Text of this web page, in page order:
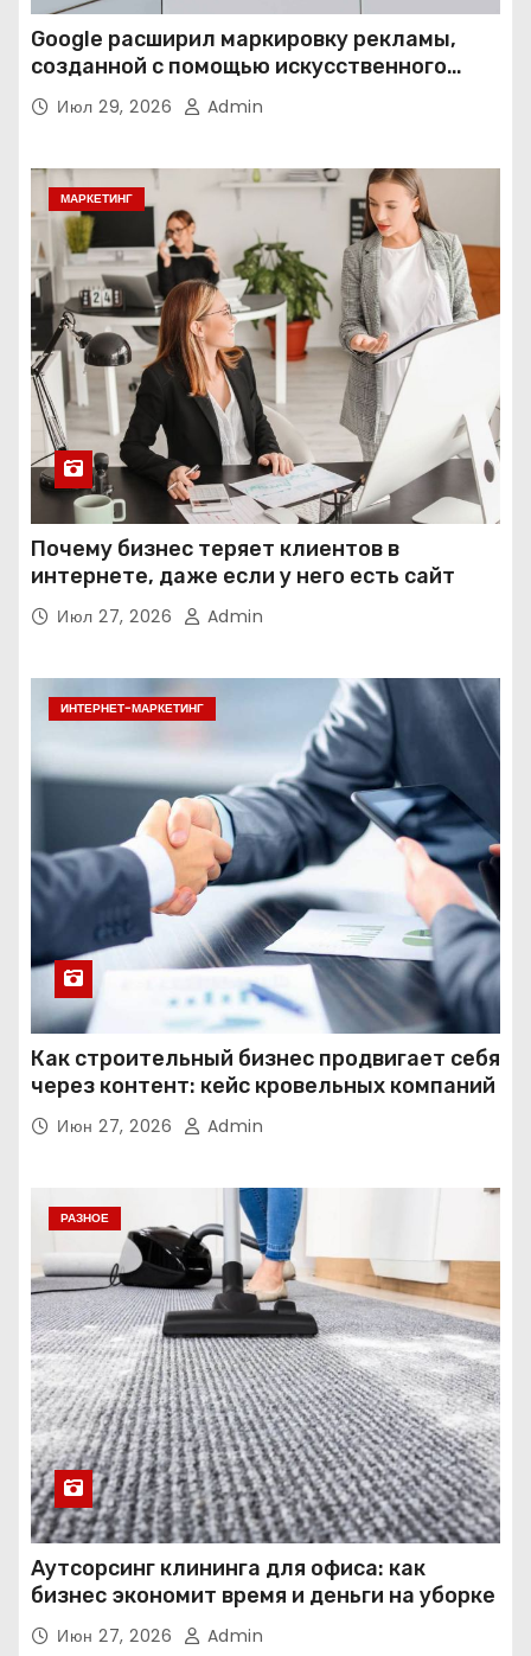
Google расширил маркировку рекламы,
созданной с помощью искусственного
интеллекта
Июл 29, 2026 Admin
МАРКЕТИНГ
Почему бизнес теряет клиентов в
интернете, даже если у него есть сайт
Июл 27, 2026 Admin
ИНТЕРНЕТ-МАРКЕТИНГ
Как строительный бизнес продвигает себя
через контент: кейс кровельных компаний
Июн 27, 2026 Admin
РАЗНОЕ
Аутсорсинг клининга для офиса: как
бизнес экономит время и деньги на уборке
Июн 27, 2026 Admin